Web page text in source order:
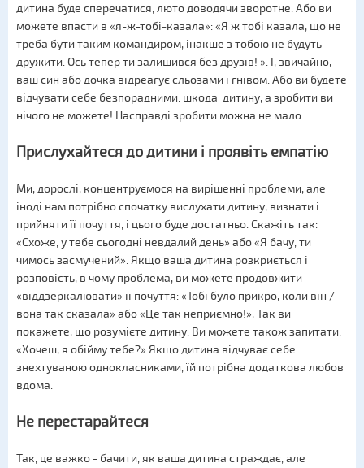
дитина буде сперечатися, люто доводячи зворотне. Або ви
можете впасти в «я-ж-тобі-казала»: «Я ж тобі казала, що не
треба бути таким командиром, інакше з тобою не будуть
дружити. Ось тепер ти залишився без друзів! ». І, звичайно,
ваш син або дочка відреагує сльозами і гнівом. Або ви будете
відчувати себе безпорадними: шкода дитину, а зробити ви
нічого не можете! Насправді зробити можна не мало.
Прислухайтеся до дитини і проявіть емпатію
Ми, дорослі, концентруємося на вирішенні проблеми, але
іноді нам потрібно спочатку вислухати дитину, визнати і
прийняти її почуття, і цього буде достатньо. Скажіть так:
«Схоже, у тебе сьогодні невдалий день» або «Я бачу, ти
чимось засмучений». Якщо ваша дитина розкриється і
розповість, в чому проблема, ви можете продовжити
«віддзеркалювати» її почуття: «Тобі було прикро, коли він /
вона так сказала» або «Це так неприємно!», Так ви
покажете, що розумієте дитину. Ви можете також запитати:
«Хочеш, я обійму тебе?» Якщо дитина відчуває себе
знехтуваною однокласниками, їй потрібна додаткова любов
вдома.
Не перестарайтеся
Так, це важко - бачити, як ваша дитина страждає, але